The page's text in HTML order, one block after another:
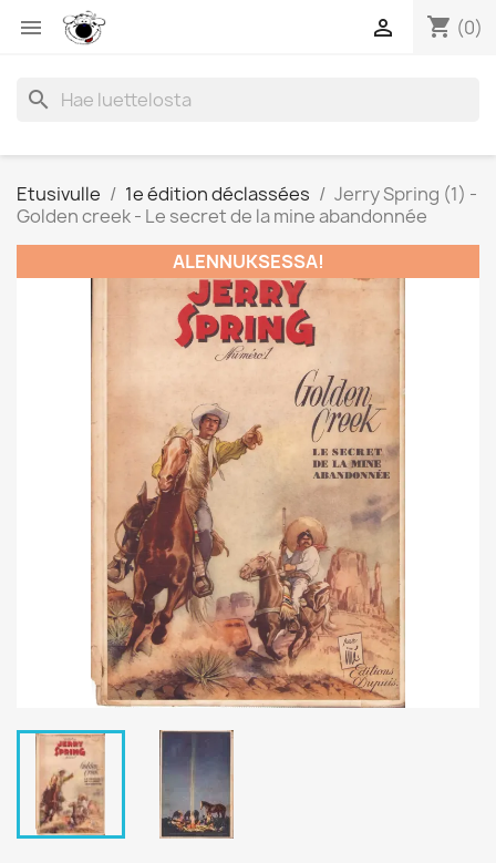
 shopping_cart (0)

search
Etusivulle 1e édition déclassées
Jerry Spring (1) -
Golden creek - Le secret de la mine abandonnée
ALENNUKSESSA!